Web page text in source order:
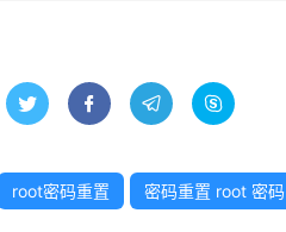
   
root密码重置 密码重置 root 密码